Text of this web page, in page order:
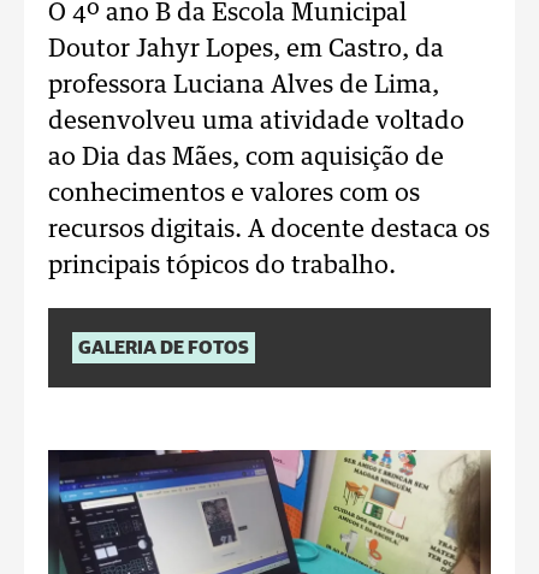
O 4º ano B da Escola Municipal
Doutor Jahyr Lopes, em Castro, da
professora Luciana Alves de Lima,
desenvolveu uma atividade voltado
ao Dia das Mães, com aquisição de
conhecimentos e valores com os
recursos digitais. A docente destaca os
principais tópicos do trabalho.
GALERIA DE FOTOS